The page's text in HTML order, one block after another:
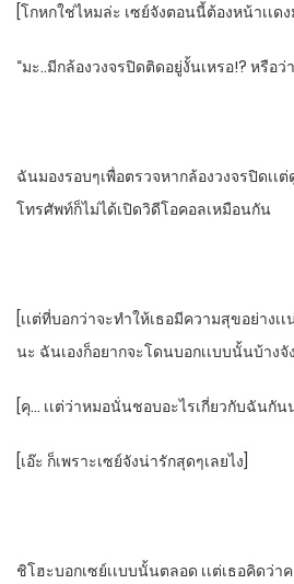
[โกหกใช่ไหมล่ะ​ เซย์จังตอนนี้ต้องหน้าเเดง
“มะ..มีกล้องวงจรปิดติดอยู่งั้นเหรอ!? หรือว่
ฉันมองรอบๆเพื่อตรวจหากล้องวงจรปิดเเ
โทรศัพท์ก็ไม่ได้เปิดวิดีโอคอลเหมือนกัน
[เเต่ที่บอกว่าจะทําให้เธอมีความสุขอย่างเ
นะ​ ฉันเองก็อยากจะโดนบอกเเบบนั้นบ้างจัง]
[คุ… เเต่ว่าหมอนั่นชอบอะไรเกี่ยวกับฉันกัน
[เอ๊ะ​ ก็เพราะเซย์จังน่ารักสุดๆเลยไง]
ชิโฮะบอกเซย์เเบบนั้นตลอด​ เเต่เธอคิดว่